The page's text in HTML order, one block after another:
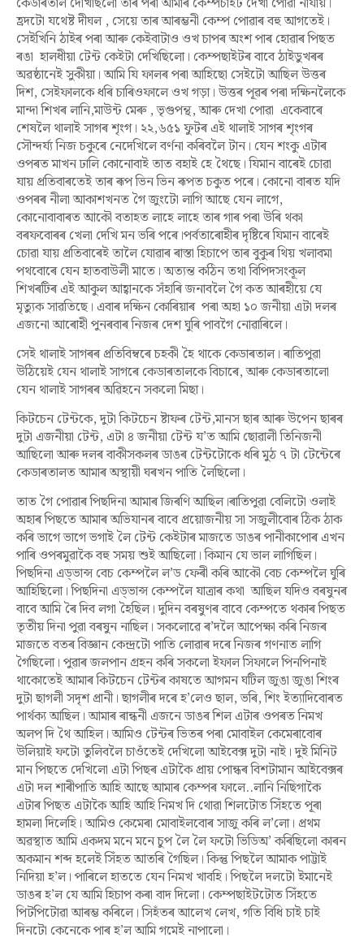
হ্ৰদটো যথেষ্ট দীঘল , সেয়ে তাৰ আৰম্ভনী কেম্প পোৱাৰ বহু আগতেই।
সেইখিনি ঠাইৰ পৰা আৰু কেইবাটাও ওখ চাপৰ অংশ পাৰ হোৱাৰ পিছত
ৰঙা হালধীয়া টেন্ট কেইটা দেখিছিলো। কেম্পছাইটৰ বাবে ঠাইডুখৰৰ
অৱষ্ঠানেই সুকীয়া। আমি যি ফালৰ পৰা আহিছো সেইটো আছিল উত্তৰ
দিশ, সেইফালকে ধৰি চাৰিওফালে ওখ গড়া। উত্তৰ পূৱৰ পৰা দক্ষিনলৈকে
মান্দা শিখৰ লানি,মাউন্ট মেৰু , ভৃগুপন্থ, আৰু দেখা পোৱা একেবাৰে
শেষলৈ থালাই সাগৰ শৃংগ। ২২,৬৫১ ফুটৰ এই থালাই সাগৰ শৃংগৰ
সৌন্দৰ্য্য নিজ চকুৰে নেদেখিলে বৰ্ণনা কৰিবলৈ টান। যেন শংকু এটাৰ
ওপৰত মাখন ঢালি কোনোবাই তাত বহাই হে থৈছে। যিমান বাৰেই চোৱা
যায় প্ৰতিবাৰতেই তাৰ ৰূপ ভিন ভিন ৰূপত চকুত পৰে। কোনো বাৰত যদি
ওপৰৰ নীলা আকাশখনত গৈ জুংটো লাগি আছে যেন লাগে,
কোনোবাবাৰত আকৌ বতাহত লাহে লাহে তাৰ গাৰ পৰা উৰি থকা
বৰফবোৰৰ খেলা দেখি মন ভৰি পৰে।পৰ্বতাৰোহীৰ দৃষ্টিৰে যিমান বাৰেই
চোৱা যায় প্ৰতিবাৰেই তালৈ যোৱাৰ ৰাস্তা হিচাপে তাৰ বুকুৰ থিয় খলাবমা
পথবোৰে যেন হাতবাউলী মাতে। অত্যন্ত কঠিন তথা বিপিদসংকূল
শিখৰটিৰ এই আকুল আহ্বানকে সঁহাৰি জনাবলৈ গৈ কত আৰহীয়ে যে
মৃত্যুক সাৱতিছে। এবাৰ দক্ষিন কোৰিয়াৰ পৰা অহা ১০ জনীয়া এটা দলৰ
এজনো আৰোহী পুনৰবাৰ নিজৰ দেশ ঘুৰি পাবগৈ নোৱাৰিলে।
সেই থালাই সাগৰৰ প্ৰতিবিম্বৰে চহকী হৈ থাকে কেডাৰতাল। ৰাতিপুৱা
উঠিয়েই যেন থালাই সাগৰে কেডাৰতালকে বিচাৰে, আৰু কেডাৰতালো
যেন থালাই সাগৰৰ অৱিহনে সকলো মিছা।
কিটচেন টেন্টকে, দুটা কিটচেন ষ্টাফৰ টেন্ট,মানস ছাৰ আৰু উপেন ছাৰৰ
দুটা এজনীয়া টেন্ট, এটা ৪ জনীয়া টেন্ট য’ত আমি ছোৱালী তিনিজনী
আছিলো আৰু দলৰ বাকীসকলৰ ডাঙৰ টেন্টটোকে ধৰি মুঠ ৭ টা টেন্টেৰে
কেডাৰতালত আমাৰ অস্থায়ী ঘৰখন পাতি লৈছিলো।
তাত গৈ পোৱাৰ পিছদিনা আমাৰ জিৰণি আছিল।ৰাতিপুৱা বেলিটো ওলাই
অহাৰ পিছতে আমাৰ অভিযানৰ বাবে প্ৰয়োজনীয় সা সজুলীবোৰ ঠিক ঠাক
কৰি ভাগে ভাগে ভগাই লৈ টেন্ট কেইটাৰ মাজতে ডাঙৰ পানীকাপোৰ এখন
পাৰি ওপৰমুৱাকৈ বহু সময় শুই আছিলো। কিমান যে ভাল লাগিছিল।
পিছদিনা এড্ভান্স বেচ কেম্পলৈ ল’ড ফেৰী কৰি আকৌ বেচ কেম্পলৈ ঘুৰি
আহিছিলো। পিছদিনা এড্ভান্স কেম্পলৈ যাত্ৰাৰ কথা আছিল যদিও বৰষুনৰ
বাবে আমি ৰৈ দিব লগা হৈছিল। দুদিন বৰষুণৰ বাবে কেম্পতে থকাৰ পিছত
তৃতীয় দিনা পুৱা বৰষুন নাছিল। সকলোৱে ৰ’দলৈ আপেক্ষা কৰি নিজৰ
মাজতে বতৰ বিজ্ঞান কেন্দ্ৰটো পাতি লোৱাৰ দৰে নিজৰ গণনাত লাগি
গৈছিলো। পুৱাৰ জলপান গ্ৰহন কৰি সকলো ইফাল সিফালে পিনপিনাই
থাকোতেই আমাৰ কিটচেন টেন্টৰ কাষতে আগমন ঘটিল জুঙা জুঙা শিংৰ
দুটা ছাগলী সদৃশ প্ৰানী। ছাগলীৰ দৰে হ’লেও ছাল, ভৰি, শিং ইত্যাদিবোৰত
পাৰ্থক্য আছিল। আমাৰ ৰান্ধনী এজনে ডাঙৰ শিল এটাৰ ওপৰত নিমখ
অলপ দি থৈ আহিল। আমিও টেন্টৰ ভিতৰ পৰা মোবাইল কেমেৰাবোৰ
উলিয়াই ফটো তুলিবলৈ চাওঁতেই দেখিলো আইবেক্স দুটা নাই। দুই মিনিট
মান পিছতে দেখিলো এটা পিছৰ এটাকৈ প্ৰায় পোন্ধৰ বিশটামান আইবেক্সৰ
এটা দল শাৰীপাতি আহি আছে আমাৰ কেম্পৰ ফালে..লানি নিছিগাকৈ
এটাৰ পিছত এটাকৈ আহি আহি নিমখ দি থোৱা শিলটোত সিঁহতে পূৰা
হামলা দিলেহি। আমিও কেমেৰা মোবাইলবোৰ সাজু কৰি ল’লো। প্ৰথম
অৱস্থাত আমি একদম মনে মনে চুপ লৈ লৈ ফটো ভিডিঅ’ কৰিছিলো কাৰন
অকমান শব্দ হলেই সিঁহত আতৰি গৈছিল। কিন্তু পিছলৈ আমাক পাট্টাই
নিদিয়া হ’ল। পাৰিলে হাততে যেন নিমখ খাবহি। পিছলৈ দলটো ইমানেই
ডাঙৰ হ’ল যে আমি হিচাপ কৰা বাদ দিলো। কেম্পছাইটটোত সিঁহতে
পিটপিটোৱা আৰম্ভ কৰিলে। সিহঁতৰ আলেখ লেখ, গতি বিধি চাই চাই
দিনটো কেনেকে পাৰ হ’ল আমি গমেই নাপালো ।